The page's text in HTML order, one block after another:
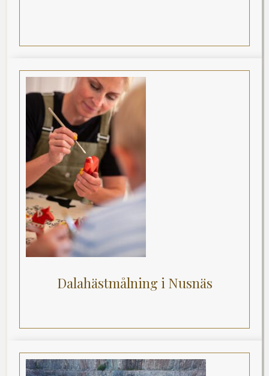
Dalahästmålning i Nusnäs